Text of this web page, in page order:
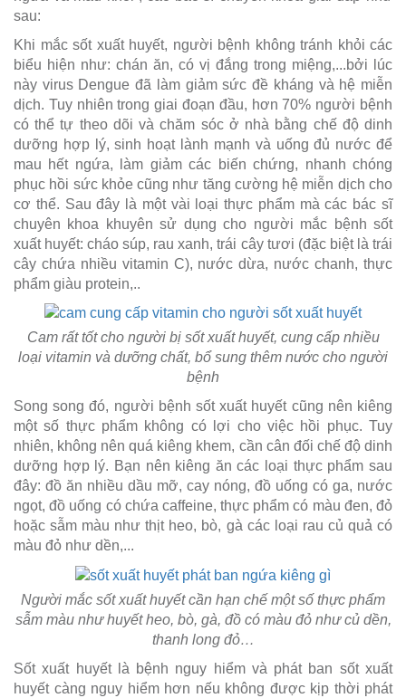
sau:
Khi mắc sốt xuất huyết, người bệnh không tránh khỏi các
biểu hiện như: chán ăn, có vị đắng trong miệng,...bởi lúc
này virus Dengue đã làm giảm sức đề kháng và hệ miễn
dịch. Tuy nhiên trong giai đoạn đầu, hơn 70% người bệnh
có thể tự theo dõi và chăm sóc ở nhà bằng chế độ dinh
dưỡng hợp lý, sinh hoạt lành mạnh và uống đủ nước để
mau hết ngứa, làm giảm các biến chứng, nhanh chóng
phục hồi sức khỏe cũng như tăng cường hệ miễn dịch cho
cơ thể. Sau đây là một vài loại thực phẩm mà các bác sĩ
chuyên khoa khuyên sử dụng cho người mắc bệnh sốt
xuất huyết: cháo súp, rau xanh, trái cây tươi (đặc biệt là trái
cây chứa nhiều vitamin C), nước dừa, nước chanh, thực
phẩm giàu protein,..
Cam rất tốt cho người bị sốt xuất huyết, cung cấp nhiều
loại vitamin và dưỡng chất, bổ sung thêm nước cho người
bệnh
Song song đó, người bệnh sốt xuất huyết cũng nên kiêng
một số thực phẩm không có lợi cho việc hồi phục. Tuy
nhiên, không nên quá kiêng khem, cần cân đối chế độ dinh
dưỡng hợp lý. Bạn nên kiêng ăn các loại thực phẩm sau
đây: đồ ăn nhiều dầu mỡ, cay nóng, đồ uống có ga, nước
ngọt, đồ uống có chứa caffeine, thực phẩm có màu đen, đỏ
hoặc sẫm màu như thịt heo, bò, gà các loại rau củ quả có
màu đỏ như dền,...
Người mắc sốt xuất huyết cần hạn chế một số thực phẩm
sẫm màu như huyết heo, bò, gà, đồ có màu đỏ như củ dền,
thanh long đỏ…
Sốt xuất huyết là bệnh nguy hiểm và phát ban sốt xuất
huyết càng nguy hiểm hơn nếu không được kịp thời phát